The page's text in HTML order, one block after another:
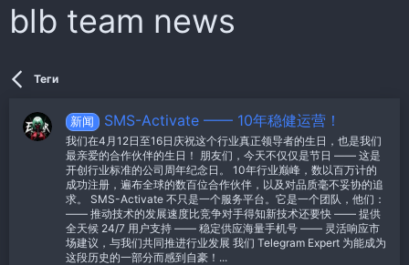
blb team news
Теги
新闻 SMS-Activate —— 10年稳健运营！
我们在4月12日至16日庆祝这个行业真正领导者的生日，也是我们
最亲爱的合作伙伴的生日！ 朋友们，今天不仅仅是节日 —— 这是
开创行业标准的公司周年纪念日。 10年行业巅峰，数以百万计的
成功注册，遍布全球的数百位合作伙伴，以及对品质毫不妥协的追
求。 SMS-Activate 不只是一个服务平台。它是一个团队，他们：
—— 推动技术的发展速度比竞争对手得知新技术还要快 —— 提供
全天候 24/7 用户支持 —— 稳定供应海量手机号 —— 灵活响应市
场建议，与我们共同推进行业发展 我们 Telegram Expert 为能成为
这段历史的一部分而感到自豪！...